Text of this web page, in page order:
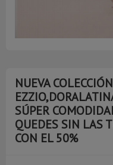
NUEVA COLECCIÓN
SÚPER
QUEDES SIN LAS
CON EL 50%